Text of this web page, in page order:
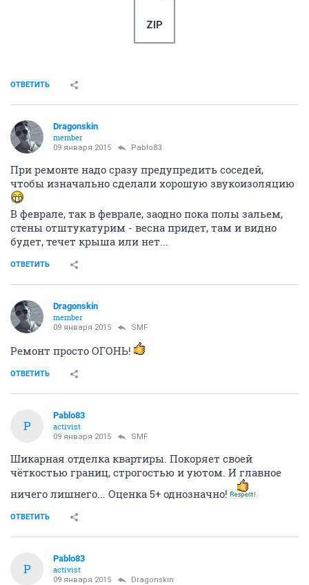
ZIP
ОТВЕТИТЬ
Dragonskin
member
09 января 2015 Pablo83
При ремонте надо сразу предупредить соседей,
чтобы изначально сделали хорошую звукоизоляцию
В феврале, так в феврале, заодно пока полы зальем,
стены отштукатурим - весна придет, там и видно
будет, течет крыша или нет...
ОТВЕТИТЬ
Dragonskin
member
09 января 2015 SMF
Ремонт просто ОГОНЬ!
ОТВЕТИТЬ
P
Pablo83
activist
09 января 2015 SMF
Шикарная отделка квартиры. Покоряет своей
чёткостью границ, строгостью и уютом. И главное
ничего лишнего... Оценка 5+ однозначно!
ОТВЕТИТЬ
P
Pablo83
activist
09 января 2015 Dragonskin